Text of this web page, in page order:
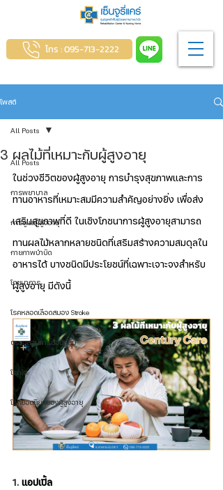
โทร : 095-713-2222
โพสต์
All Posts
การพยาบาล
การดูแลผู้สูงอายุ
กายภาพบำบัด
โภชนาการ
โรคหลอดเลือดสมอง Stroke
ตรวจสอบการนอนหลับ
โรคไต
โรคยอดนิยมของผู้สูงอายุ
All Posts
3 ผลไม้ที่เหมาะกับผู้สูงอายุ
ในช่วงชีวิตของผู้สูงอายุ การบำรุงสุขภาพและการ
ทานอาหารที่เหมาะสมมีความสำคัญอย่างยิ่ง เพื่อส่ง
เสริมสุขภาพที่ดี ในเชิงโภชนาการผู้สูงอายุสามารถ
ทานผลไม้หลากหลายชนิดที่เสริมสร้างความสมดุลใน
อาหารได้ บางชนิดมีประโยชน์ที่เฉพาะเจาะจงสำหรับ
ผู้สูงอายุ มีดังนี้
1. แอปเปิ้ล